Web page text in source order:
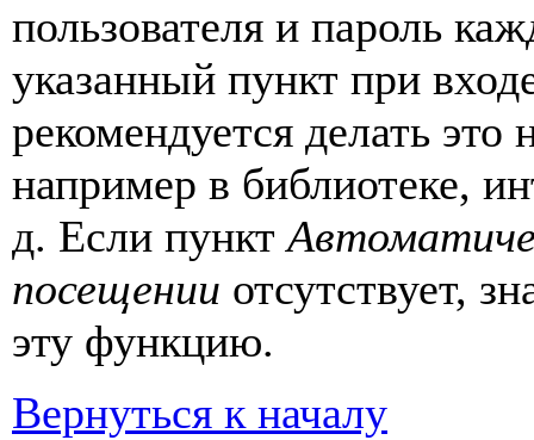
пользователя и пароль
указанный пункт при
рекомендуется делать
например в библиотеке,
д. Если пункт
посещении отсутствует,
эту функцию.
Вернуться к началу